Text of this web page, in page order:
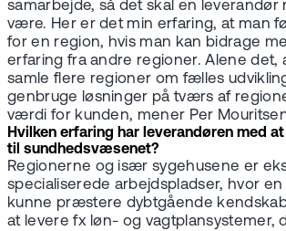
samarbejde, så det skal en leverandør
være. Her er det min erfaring, at man
for en region, hvis man kan bidrage
erfaring fra andre regioner. Alene det,
samle flere regioner om fælles
genbruge løsninger på tværs af
værdi for kunden, mener Per
Hvilken erfaring har leverandøren med
til sundhedsvæsenet?
Regionerne og især sygehusene er
specialiserede arbejdspladser, hvor
kunne præstere dybtgående
at levere fx løn- og vagtplansystemer,